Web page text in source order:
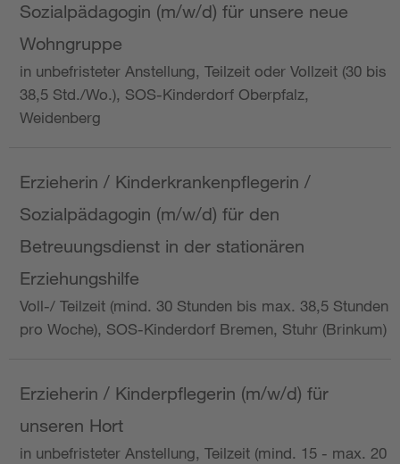
Sozialpädagogin (m/w/d) für unsere neue
Wohngruppe
in unbefristeter Anstellung, Teilzeit oder Vollzeit (30 bis
38,5 Std./Wo.), SOS-Kinderdorf Oberpfalz,
Weidenberg
Erzieherin / Kinderkrankenpflegerin /
Sozialpädagogin (m/w/d) für den
Betreuungsdienst in der stationären
Erziehungshilfe
Voll-/ Teilzeit (mind. 30 Stunden bis max. 38,5 Stunden
pro Woche), SOS-Kinderdorf Bremen, Stuhr (Brinkum)
Erzieherin / Kinderpflegerin (m/w/d) für
unseren Hort
in unbefristeter Anstellung, Teilzeit (mind. 15 - max. 20